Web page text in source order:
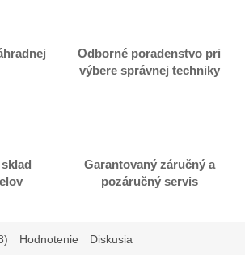
Odborné poradenstvo pri
výbere správnej techniky
Garantovaný záručný a
pozáručný servis
Hodnotenie Diskusia